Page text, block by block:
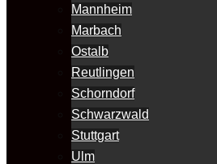
Mannheim
Marbach
Ostalb
Reutlingen
Schorndorf
Schwarzwald
Stuttgart
Ulm